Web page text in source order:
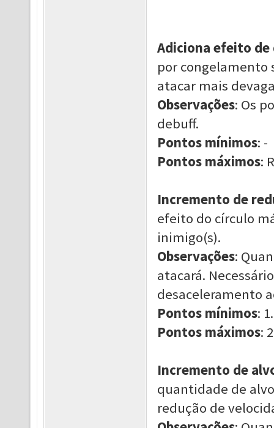
Adiciona efeito de
por congelamento
atacar mais
Observações: Os
debuff.
Pontos mínimos: -
Pontos máximos:
Incremento de
efeito do círculo
inimigo(s).
Observações:
atacará.
desaceleramento
Pontos mínimos: 1.
Pontos máximos:
Incremento de
quantidade de
redução de